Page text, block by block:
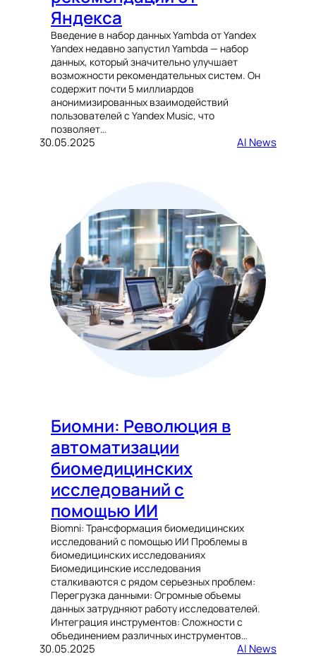
Яндекса
Введение в набор данных Yambda от Yandex
Yandex недавно запустил Yambda — набор
данных, который значительно улучшает
возможности рекомендательных систем. Он
содержит почти 5 миллиардов
анонимизированных взаимодействий
пользователей с Yandex Music, что
позволяет…
30.05.2025 AI News
Биомни: Революция в
автоматизации
биомедицинских
исследований с
помощью ИИ
Biomni: Трансформация биомедицинских
исследований с помощью ИИ Проблемы в
биомедицинских исследованиях
Биомедицинские исследования
сталкиваются с рядом серьезных проблем:
Перегрузка данными: Огромные объемы
данных затрудняют работу исследователей.
Интеграция инструментов: Сложности с
объединением различных инструментов…
30.05.2025 AI News